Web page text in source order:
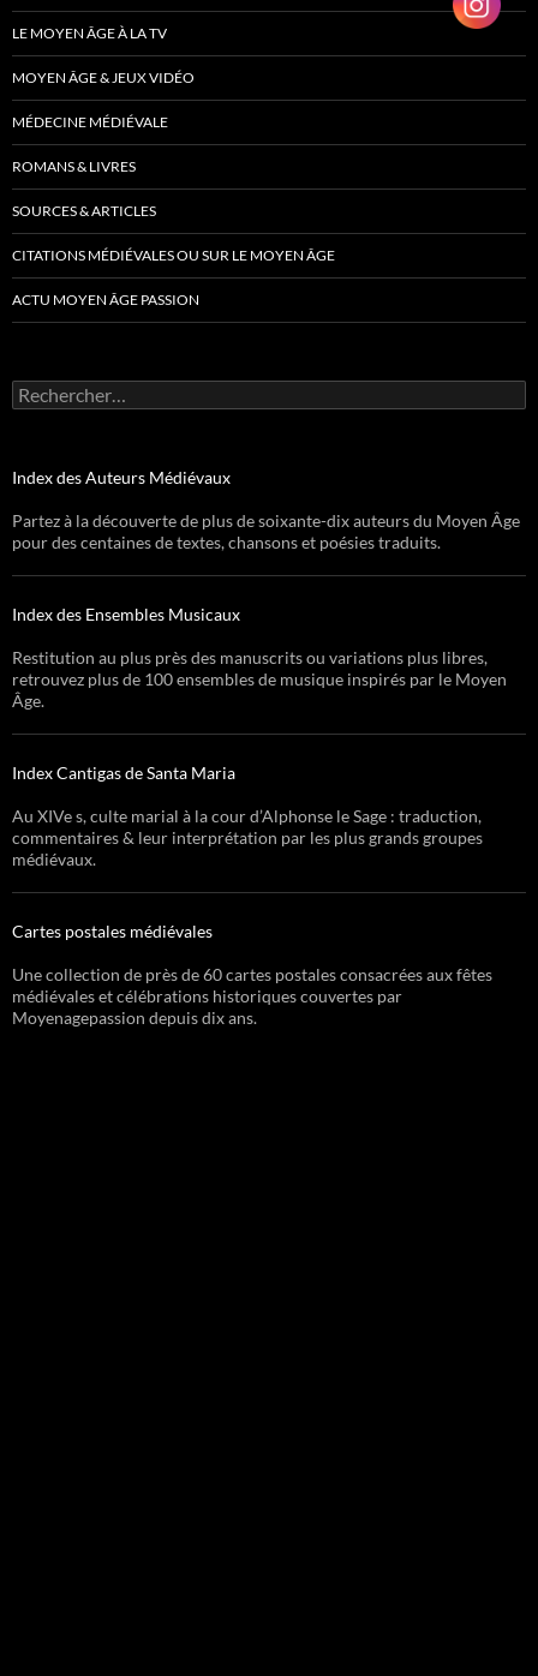
LE MOYEN ÂGE À LA TV
MOYEN ÂGE & JEUX VIDÉO
MÉDECINE MÉDIÉVALE
ROMANS & LIVRES
SOURCES & ARTICLES
CITATIONS MÉDIÉVALES OU SUR LE MOYEN ÂGE
ACTU MOYEN ÂGE PASSION
Rechercher :
Index des Auteurs Médiévaux
Partez à la découverte de plus de soixante-dix auteurs du Moyen Âge
pour des centaines de textes, chansons et poésies traduits.
Index des Ensembles Musicaux
Restitution au plus près des manuscrits ou variations plus libres,
retrouvez plus de 100 ensembles de musique inspirés par le Moyen
Âge.
Index Cantigas de Santa Maria
Au XIVe s, culte marial à la cour d’Alphonse le Sage : traduction,
commentaires & leur interprétation par les plus grands groupes
médiévaux.
Cartes postales médiévales
Une collection de près de 60 cartes postales consacrées aux fêtes
médiévales et célébrations historiques couvertes par
Moyenagepassion depuis dix ans.